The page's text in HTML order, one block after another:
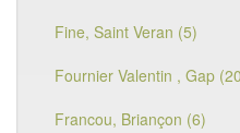
Fine, Saint Veran (5)
Fournier Valentin , Gap
Francou, Briançon (6)